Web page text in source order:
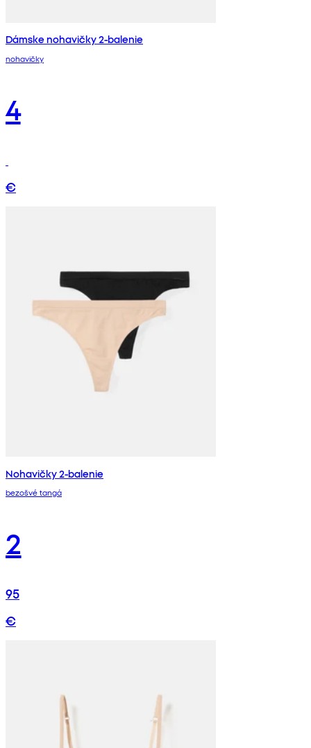
Dámske nohavičky 2-balenie
nohavičky
4
€
Nohavičky 2-balenie
bezošvé tangá
2
95
€